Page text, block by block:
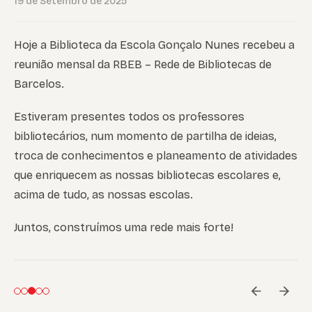
Hoje a Biblioteca da Escola Gonçalo Nunes recebeu a
reunião mensal da RBEB – Rede de Bibliotecas de
Barcelos.
Estiveram presentes todos os professores
bibliotecários, num momento de partilha de ideias,
troca de conhecimentos e planeamento de atividades
que enriquecem as nossas bibliotecas escolares e,
acima de tudo, as nossas escolas.
Juntos, construímos uma rede mais forte!